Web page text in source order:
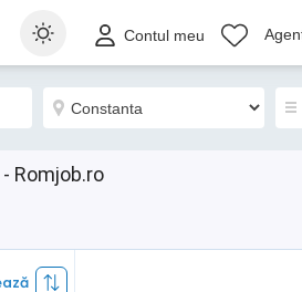
Contul meu
Romjob.ro